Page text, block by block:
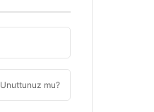
Unuttunuz mu?